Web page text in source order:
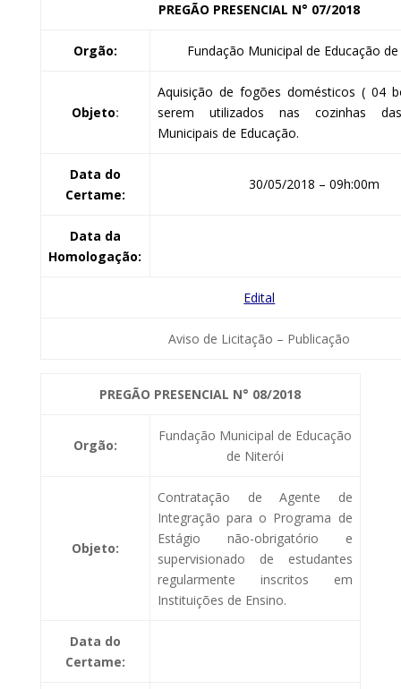
PREGÃO PRESENCIAL N° 07/2018
Orgão: Fundação Municipal de Educação
Objeto:
Aquisição de fogões domésticos ( 04
serem utilizados nas cozinhas
Municipais de Educação.
Data do
Certame:
30/05/2018 – 09h:00m
Data da
Homologação:
Edital
Aviso de Licitação – Publicação
PREGÃO PRESENCIAL N° 08/2018
Orgão:
Fundação Municipal de Educação
de Niterói
Objeto:
Contratação de Agente de
Integração para o Programa de
Estágio não-obrigatório e
supervisionado de estudantes
regularmente inscritos em
Instituições de Ensino.
Data do
Certame: